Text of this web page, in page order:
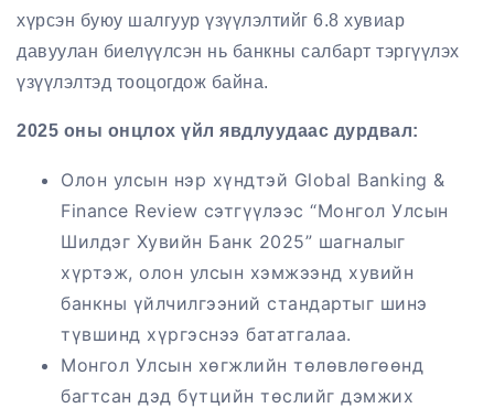
хүрсэн буюу шалгуур үзүүлэлтийг 6.8 хувиар
давуулан биелүүлсэн нь банкны салбарт тэргүүлэх
үзүүлэлтэд тооцогдож байна.
2025 оны онцлох үйл явдлуудаас дурдвал:
Олон улсын нэр хүндтэй Global Banking &
Finance Review сэтгүүлээс “Монгол Улсын
Шилдэг Хувийн Банк 2025” шагналыг
хүртэж, олон улсын хэмжээнд хувийн
банкны үйлчилгээний стандартыг шинэ
түвшинд хүргэснээ бататгалаа.
Монгол Улсын хөгжлийн төлөвлөгөөнд
багтсан дэд бүтцийн төслийг дэмжих